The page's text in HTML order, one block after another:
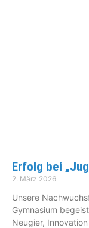
Erfolg bei
2. März 2026
Unsere
Gymnasium
Neugier,